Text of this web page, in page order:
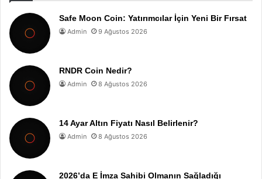
Safe Moon Coin: Yatırımcılar İçin Yeni Bir Fırsat
Admin 9 Ağustos 2026
RNDR Coin Nedir?
Admin 8 Ağustos 2026
14 Ayar Altın Fiyatı Nasıl Belirlenir?
Admin 8 Ağustos 2026
2026’da E İmza Sahibi Olmanın Sağladığı